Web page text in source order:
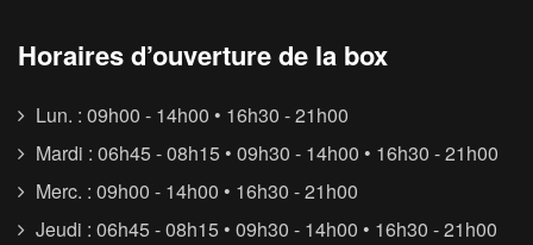
Horaires d’ouverture de la box
Lun. : 09h00 - 14h00 • 16h30 - 21h00
Mardi : 06h45 - 08h15 • 09h30 - 14h00 • 16h30 - 21h00
Merc. : 09h00 - 14h00 • 16h30 - 21h00
Jeudi : 06h45 - 08h15 • 09h30 - 14h00 • 16h30 - 21h00